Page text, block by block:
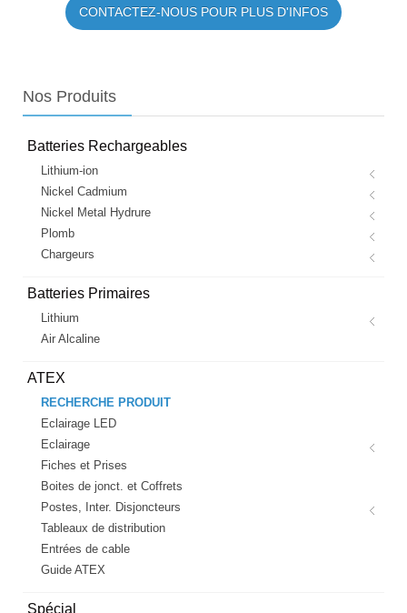
CONTACTEZ-NOUS POUR PLUS D'INFOS
Nos Produits
Batteries Rechargeables
Lithium-ion
Nickel Cadmium
Nickel Metal Hydrure
Plomb
Chargeurs
Batteries Primaires
Lithium
Air Alcaline
ATEX
RECHERCHE PRODUIT
Eclairage LED
Eclairage
Fiches et Prises
Boites de jonct. et Coffrets
Postes, Inter. Disjoncteurs
Tableaux de distribution
Entrées de cable
Guide ATEX
Spécial